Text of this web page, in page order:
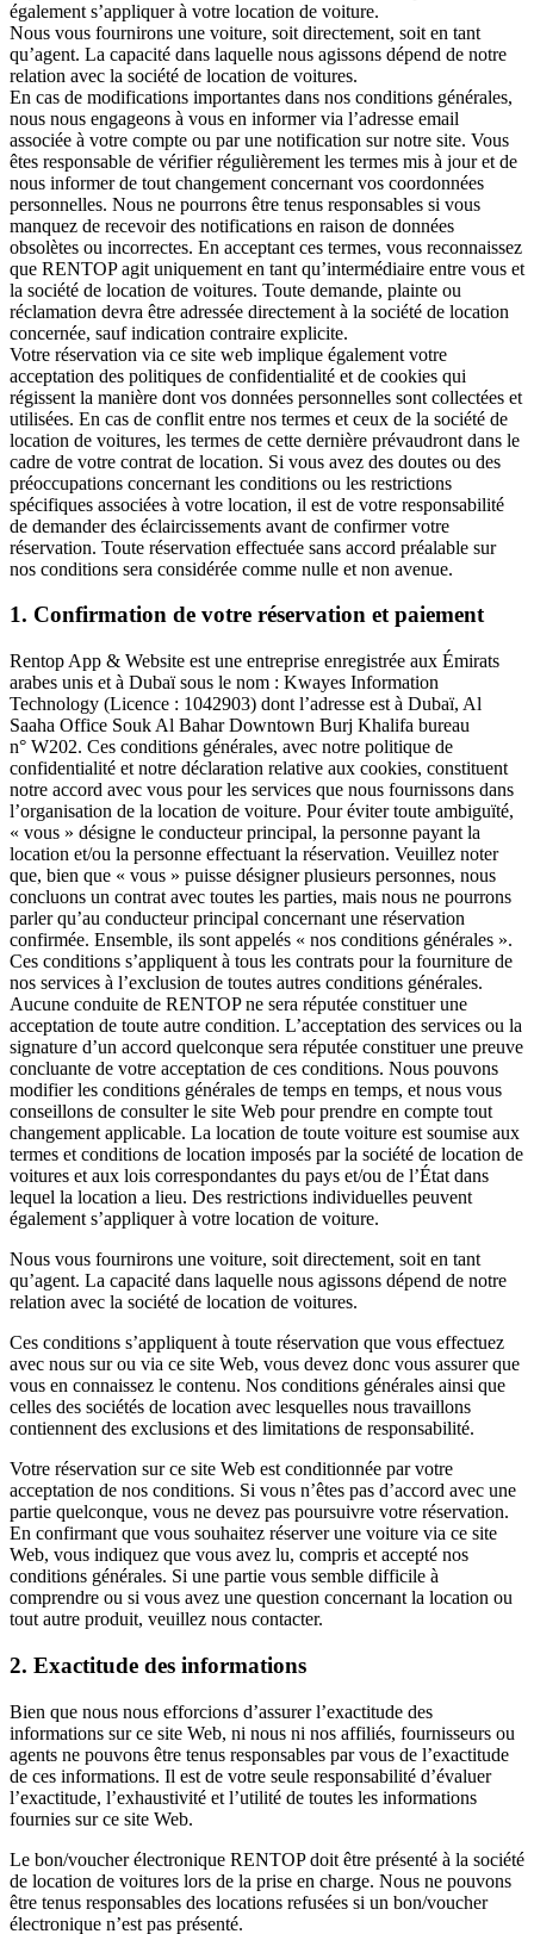
également s’appliquer à votre location de voiture.
Nous vous fournirons une voiture, soit directement, soit en tant
qu’agent. La capacité dans laquelle nous agissons dépend de notre
relation avec la société de location de voitures.
En cas de modifications importantes dans nos conditions générales,
nous nous engageons à vous en informer via l’adresse email
associée à votre compte ou par une notification sur notre site. Vous
êtes responsable de vérifier régulièrement les termes mis à jour et de
nous informer de tout changement concernant vos coordonnées
personnelles. Nous ne pourrons être tenus responsables si vous
manquez de recevoir des notifications en raison de données
obsolètes ou incorrectes. En acceptant ces termes, vous reconnaissez
que RENTOP agit uniquement en tant qu’intermédiaire entre vous et
la société de location de voitures. Toute demande, plainte ou
réclamation devra être adressée directement à la société de location
concernée, sauf indication contraire explicite.
Votre réservation via ce site web implique également votre
acceptation des politiques de confidentialité et de cookies qui
régissent la manière dont vos données personnelles sont collectées et
utilisées. En cas de conflit entre nos termes et ceux de la société de
location de voitures, les termes de cette dernière prévaudront dans le
cadre de votre contrat de location. Si vous avez des doutes ou des
préoccupations concernant les conditions ou les restrictions
spécifiques associées à votre location, il est de votre responsabilité
de demander des éclaircissements avant de confirmer votre
réservation. Toute réservation effectuée sans accord préalable sur
nos conditions sera considérée comme nulle et non avenue.
1. Confirmation de votre réservation et paiement
Rentop App & Website est une entreprise enregistrée aux Émirats
arabes unis et à Dubaï sous le nom : Kwayes Information
Technology (Licence : 1042903) dont l’adresse est à Dubaï, Al
Saaha Office Souk Al Bahar Downtown Burj Khalifa bureau
n° W202. Ces conditions générales, avec notre politique de
confidentialité et notre déclaration relative aux cookies, constituent
notre accord avec vous pour les services que nous fournissons dans
l’organisation de la location de voiture. Pour éviter toute ambiguïté,
« vous » désigne le conducteur principal, la personne payant la
location et/ou la personne effectuant la réservation. Veuillez noter
que, bien que « vous » puisse désigner plusieurs personnes, nous
concluons un contrat avec toutes les parties, mais nous ne pourrons
parler qu’au conducteur principal concernant une réservation
confirmée. Ensemble, ils sont appelés « nos conditions générales ».
Ces conditions s’appliquent à tous les contrats pour la fourniture de
nos services à l’exclusion de toutes autres conditions générales.
Aucune conduite de RENTOP ne sera réputée constituer une
acceptation de toute autre condition. L’acceptation des services ou la
signature d’un accord quelconque sera réputée constituer une preuve
concluante de votre acceptation de ces conditions. Nous pouvons
modifier les conditions générales de temps en temps, et nous vous
conseillons de consulter le site Web pour prendre en compte tout
changement applicable. La location de toute voiture est soumise aux
termes et conditions de location imposés par la société de location de
voitures et aux lois correspondantes du pays et/ou de l’État dans
lequel la location a lieu. Des restrictions individuelles peuvent
également s’appliquer à votre location de voiture.
Nous vous fournirons une voiture, soit directement, soit en tant
qu’agent. La capacité dans laquelle nous agissons dépend de notre
relation avec la société de location de voitures.
Ces conditions s’appliquent à toute réservation que vous effectuez
avec nous sur ou via ce site Web, vous devez donc vous assurer que
vous en connaissez le contenu. Nos conditions générales ainsi que
celles des sociétés de location avec lesquelles nous travaillons
contiennent des exclusions et des limitations de responsabilité.
Votre réservation sur ce site Web est conditionnée par votre
acceptation de nos conditions. Si vous n’êtes pas d’accord avec une
partie quelconque, vous ne devez pas poursuivre votre réservation.
En confirmant que vous souhaitez réserver une voiture via ce site
Web, vous indiquez que vous avez lu, compris et accepté nos
conditions générales. Si une partie vous semble difficile à
comprendre ou si vous avez une question concernant la location ou
tout autre produit, veuillez nous contacter.
2. Exactitude des informations
Bien que nous nous efforcions d’assurer l’exactitude des
informations sur ce site Web, ni nous ni nos affiliés, fournisseurs ou
agents ne pouvons être tenus responsables par vous de l’exactitude
de ces informations. Il est de votre seule responsabilité d’évaluer
l’exactitude, l’exhaustivité et l’utilité de toutes les informations
fournies sur ce site Web.
Le bon/voucher électronique RENTOP doit être présenté à la société
de location de voitures lors de la prise en charge. Nous ne pouvons
être tenus responsables des locations refusées si un bon/voucher
électronique n’est pas présenté.